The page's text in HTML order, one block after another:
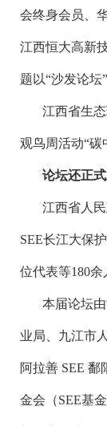
会终身会员、
江西恒大高新
题以“沙发论坛
江西省生
观鸟周活动“碳
论坛还正
江西省人
SEE长江大保
位代表等180余
本届论坛
业局、九江市
阿拉善 SEE 鄱
金会（SEE基